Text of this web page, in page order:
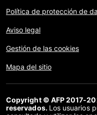
Política de protección de
Aviso legal
Gestión de las cookies
Mapa del sitio
Copyright © AFP 2017-
reservados. Los usuarios